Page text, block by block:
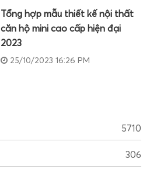
Tổng hợp mẫu thiết kế nội thất
căn hộ mini cao cấp hiện đại
2023
25/10/2023 16:26 PM
5710
306